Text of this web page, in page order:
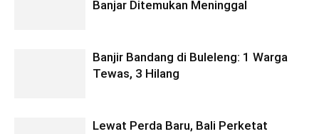
Banjar Ditemukan Meninggal
Banjir Bandang di Buleleng: 1 Warga
Tewas, 3 Hilang
Lewat Perda Baru, Bali Perketat